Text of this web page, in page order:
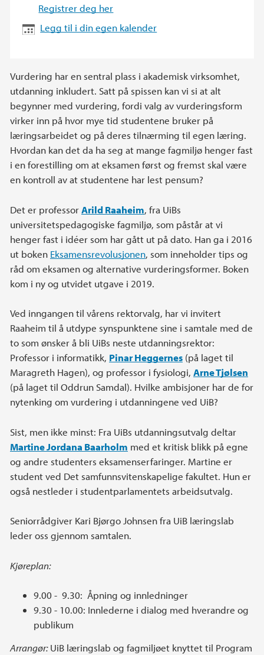
Registrer deg her
Legg til i din egen kalender
Vurdering har en sentral plass i akademisk virksomhet,
utdanning inkludert. Satt på spissen kan vi si at alt
begynner med vurdering, fordi valg av vurderingsform
virker inn på hvor mye tid studentene bruker på
læringsarbeidet og på deres tilnærming til egen læring.
Hvordan kan det da ha seg at mange fagmiljø henger fast
i en forestilling om at eksamen først og fremst skal være
en kontroll av at studentene har lest pensum?
Det er professorArild Raaheim, fra UiBs
universitetspedagogiske fagmiljø, som påstår at vi
henger fast i idéer som har gått ut på dato. Han ga i 2016
ut boken Eksamensrevolusjonen, som inneholder tips og
råd om eksamen og alternative vurderingsformer. Boken
kom i ny og utvidet utgave i 2019.
Ved inngangen til vårens rektorvalg, har vi invitert
Raaheim til å utdype synspunktene sine i samtale med de
to som ønsker å bli UiBs neste utdanningsrektor:
Professor i informatikk, Pinar Heggernes (på laget til
Maragreth Hagen), og professor i fysiologi, Arne Tjølsen
(på laget til Oddrun Samdal). Hvilke ambisjoner har de for
nytenking om vurdering i utdanningene ved UiB?
Sist, men ikke minst: Fra UiBs utdanningsutvalg deltar
Martine Jordana Baarholm med et kritisk blikk på egne
og andre studenters eksamenserfaringer. Martine er
student ved Det samfunnsvitenskapelige fakultet. Hun er
også nestleder i studentparlamentets arbeidsutvalg.
Seniorrådgiver Kari Bjørgo Johnsen fra UiB læringslab
leder oss gjennom samtalen.
Kjøreplan:
9.00 - 9.30: Åpning og innledninger
9.30 - 10.00: Innlederne i dialog med hverandre og
publikum
Arrangør:UiB læringslab og fagmiljøet knyttet til Program